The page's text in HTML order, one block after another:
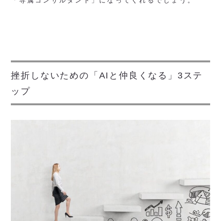
挫折しないための「AIと仲良くなる」3ステ
ップ